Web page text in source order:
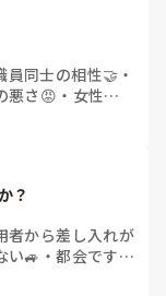
員同士の相性🤝 ・
悪さ😡 ・ 女性職
さい)
？
者から差し入れが
い🚙 ・都会です・